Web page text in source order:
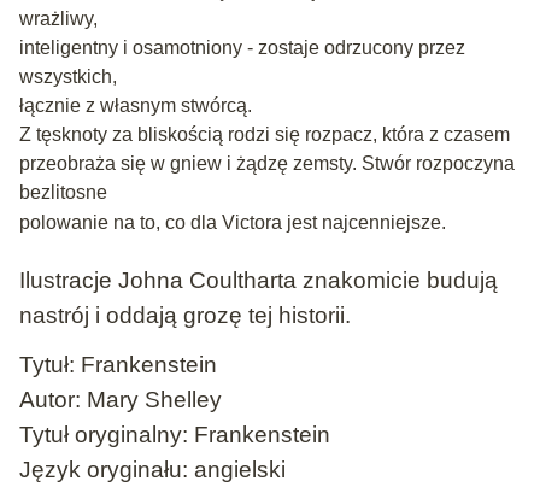
wrażliwy,
inteligentny i osamotniony - zostaje odrzucony przez
wszystkich,
łącznie z własnym stwórcą.
Z tęsknoty za bliskością rodzi się rozpacz, która z czasem
przeobraża się w gniew i żądzę zemsty. Stwór rozpoczyna
bezlitosne
polowanie na to, co dla Victora jest najcenniejsze.
Ilustracje Johna Coultharta znakomicie budują
nastrój i oddają grozę tej historii.
Tytuł: Frankenstein
Autor: Mary Shelley
Tytuł oryginalny: Frankenstein
Język oryginału: angielski